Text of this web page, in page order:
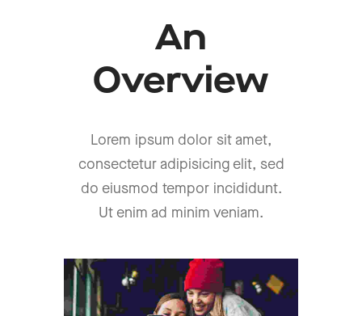
An
Overview
Lorem ipsum dolor sit amet,
consectetur adipisicing elit, sed
do eiusmod tempor incididunt.
Ut enim ad minim veniam.